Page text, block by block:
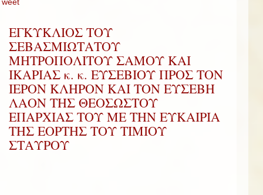
ΕΓΚΥΚΛΙΟΣ ΤΟΥ
ΣΕΒΑΣΜΙΩΤΑΤΟΥ
ΜΗΤΡΟΠΟΛΙΤΟΥ ΣΑΜΟΥ ΚΑΙ
ΙΚΑΡΙΑΣ κ. κ. ΕΥΣΕΒΙΟΥ ΠΡΟΣ ΤΟΝ
ΙΕΡΟΝ ΚΛΗΡΟΝ ΚΑΙ ΤΟΝ ΕΥΣΕΒΗ
ΛΑΟΝ ΤΗΣ ΘΕΟΣΩΣΤΟΥ
ΕΠΑΡΧΙΑΣ ΤΟΥ ΜΕ ΤΗΝ ΕΥΚΑΙΡΙΑ
ΤΗΣ ΕΟΡΤΗΣ ΤΟΥ ΤΙΜΙΟΥ
ΣΤΑΥΡΟΥ